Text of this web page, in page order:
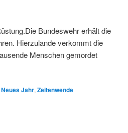
Bundeswehr erhält die
Hierzulande verkommt die
Menschen gemordet
Neues Jahr, Zeitenwende